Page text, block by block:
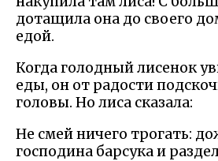
дотащила она до своего
едой.
Когда голодный лисенок
еды, он от радости
головы. Но лиса сказала:
Не смей ничего трогать:
господина барсука и